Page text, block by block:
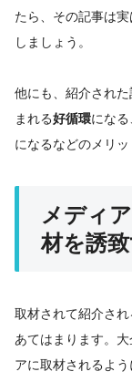
たら、その記事は
しましょう。
他にも、紹介され
まれる好循環にな
になるなどのメリッ
メディ
材を誘
取材されて紹介さ
あてはまります。
アに取材されるよ